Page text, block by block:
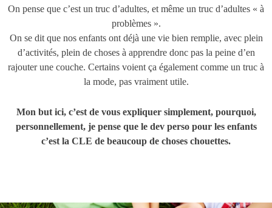
On pense que c’est un truc d’adultes, et même un truc d’adultes « à
problèmes ».
On se dit que nos enfants ont déjà une vie bien remplie, avec plein
d’activités, plein de choses à apprendre donc pas la peine d’en
rajouter une couche. Certains voient ça également comme un truc à
la mode, pas vraiment utile.
Mon but ici, c’est de vous expliquer simplement, pourquoi,
personnellement, je pense que le dev perso pour les enfants
c’est la CLE de beaucoup de choses chouettes.